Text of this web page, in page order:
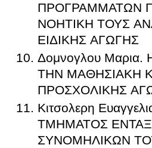
ΠΡΟΓΡΑΜΜΑΤΩΝ
ΝΟΗΤΙΚΗ ΤΟΥΣ
ΕΙΔΙΚΗΣ ΑΓΩΓΗΣ
Δομνογλου
ΤΗΝ ΜΑΘΗΣΙΑΚΗ
ΠΡΟΣΧΟΛΙΚΗΣ
Κιτσολερη
ΤΜΗΜΑΤΟΣ
ΣΥΝΟΜΗΛΙΚΩΝ